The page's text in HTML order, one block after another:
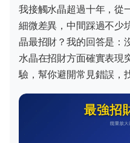
我接觸水晶超過十年，從
細微差異，中間踩過不少
晶最招財？我的回答是：
水晶在招財方面確實表現
驗，幫你避開常見錯誤，